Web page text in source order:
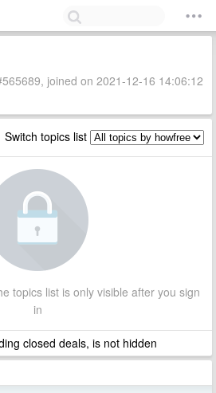
joined on 2021-12-16 14:06:12
Switch topics list
topics list is only visible after you sign
in
closed deals, is not hidden